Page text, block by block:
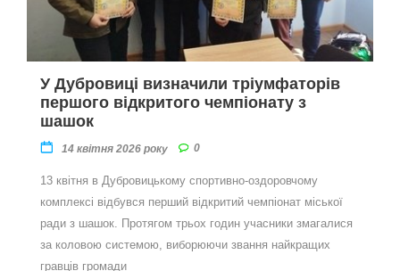
У Дубровиці визначили тріумфаторів
першого відкритого чемпіонату з
шашок
14 квітня 2026 року 0
13 квітня в Дубровицькому спортивно-оздоровчому
комплексі відбувся перший відкритий чемпіонат міської
ради з шашок. Протягом трьох годин учасники змагалися
за коловою системою, виборюючи звання найкращих
гравців громади